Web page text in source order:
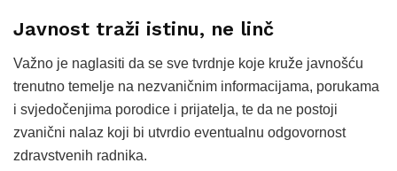
Javnost traži istinu, ne linč
Važno je naglasiti da se sve tvrdnje koje kruže javnošću
trenutno temelje na nezvaničnim informacijama, porukama
i svjedočenjima porodice i prijatelja, te da ne postoji
zvanični nalaz koji bi utvrdio eventualnu odgovornost
zdravstvenih radnika.